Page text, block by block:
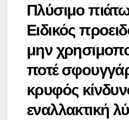
Πλύσιμο
Ειδικός
μην
ποτέ
κρυφός
εναλλακτική